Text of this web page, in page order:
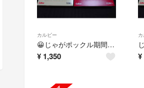
カルビー
😀じゃがポックル期間限定ホタテ味５袋＋塩味×５袋計１０袋
¥ 1,350 ¥